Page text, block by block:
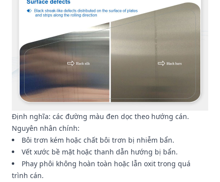
Định nghĩa: các đường màu đen dọc theo hướng cán.
Nguyên nhân chính:
Bôi trơn kém hoặc chất bôi trơn bị nhiễm bẩn.
Vết xước bề mặt hoặc thanh dẫn hướng bị bẩn.
Phay phôi không hoàn toàn hoặc lẫn oxit trong quá
trình cán.